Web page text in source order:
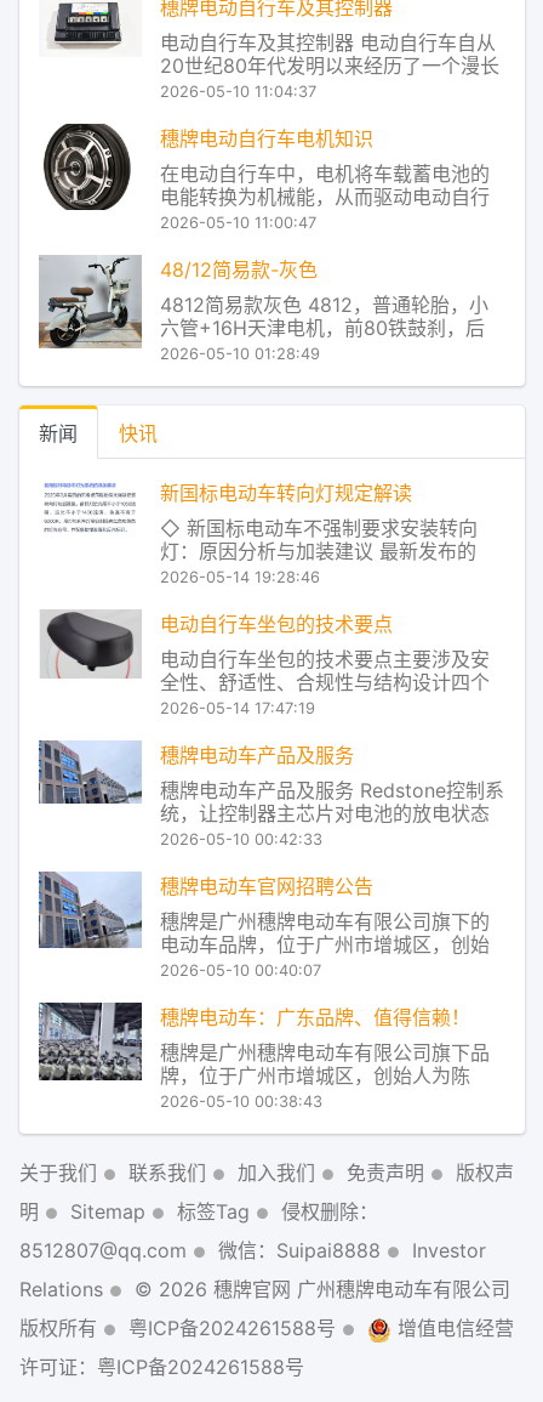
还使用了配组机，根据新电池的开路电
压、放电电压以及放电容量，选取数值
相近的
穗牌电动自行车及其控制器
电动自行车及其控制器 电动自行车自从
20世纪80年代发明以来经历了一个漫长
的发展过程在20世纪90年代北京的道路
术并没有过关以及交通管理上的一些问
题逐渐在马路上消失了。当时主要的问
题是电源没过关那时的电动自行车使用
的电源是
2026-05-10 11:04:37
穗牌电动自行车电机知识
在电动自行车中，电机将车载蓄电池的
电能转换为机械能，从而驱动电动自行
车的轮毂部件，以达到电动前行的目
电机也包括其减速机构等。电机是电动
自行车的关键部件，由于电动自行车所
带的能源有限，为了能够做全天候的交
通工具，更应具有能耐
2026-05-10 11:00:47
48/12简易款-灰色
4812简易款灰色 4812，普通轮胎，小
六管+16H天津电机，前80铁鼓刹，后
110大鼓，有底铁蓝，无靠背 穗牌电动车
2026-05-10 01:28:49
新闻 快讯
新国标电动车转向灯规定解读
◇ 新国标电动车不强制要求安装转向
灯：原因分析与加装建议 最新发布的
《电动自行车安全技术规范》并未将转
给予生产厂家更大的灵活空间并控制成
本。以下将详细说明新标准对灯光系统
的具体要求，解释转向灯非强制的原
因，并给出相关加装建
2026-05-14 19:28:46
电动自行车坐包的技术要点
电动自行车坐包的技术要点主要涉及‌安
全性、舒适性、合规性与结构设计‌四个
方面。结合当前（2026年5月）最新公
技术要点‌ ‌符合国标限值‌： 后座或坐包安
装后不得影响车辆的‌稳定性、制动性能
及转向灵活性‌‌‌ 。 ‌总
2026-05-14 17:47:19
穗牌电动车产品及服务
穗牌电动车产品及服务 Redstone控制系
统，让控制器主芯片对电池的放电状态
进行实时监控，从而把电池放电和电机
机在行驶中能得到合理的扭矩和动力。
实际上是将电池、电机、控制器三者在
工作过程中进行实时的调控。 电动车
MTH互
2026-05-10 00:42:33
穗牌电动车官网招聘公告
穗牌是广州穗牌电动车有限公司旗下的
电动车品牌，位于广州市增城区，创始
人为陈洁，其于2009年任飞肯摩托副总
经营电动自行车、电动摩托车等产品，
并响应国家工业互联网发展战略，开发
了Redstone控制系统、MTH互联管家等
2026-05-10 00:40:07
穗牌电动车：广东品牌、值得信赖！
穗牌是广州穗牌电动车有限公司旗下品
牌，位于广州市增城区，创始人为陈
洁，其于2009年任飞肯摩托副总经理，
国家工业互联网发展战略，开发了
术。品
2026-05-10 00:38:43
关于我们 联系我们 加入我们 免责声明
版权声
明
Sitemap 标签Tag
侵权删除：
8512807@qq.com
微信：Suipai8888
Investor
Relations
© 2026 穗牌官网 广州穗牌电动车有限公司
版权所有
粤ICP备2024261588号
增值电信经营
许可证：粤ICP备2024261588号